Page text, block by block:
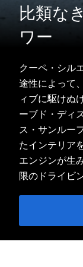
比類な
ワー
クーペ・シル
途性によって
ィブに駆けぬ
ーブド・ディ
ス・サンルー
たインテリア
エンジンが生
限のドライビ